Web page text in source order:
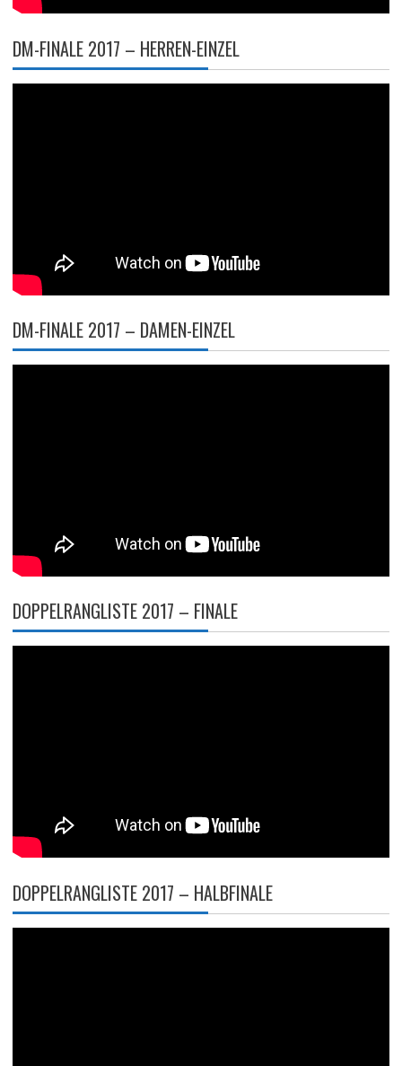
DM-FINALE 2017 – HERREN-EINZEL
DM-FINALE 2017 – DAMEN-EINZEL
DOPPELRANGLISTE 2017 – FINALE
DOPPELRANGLISTE 2017 – HALBFINALE